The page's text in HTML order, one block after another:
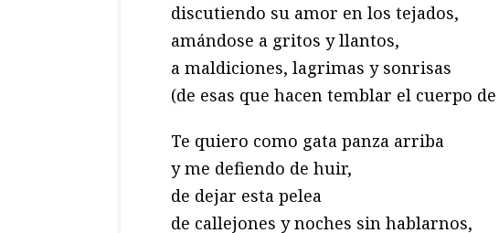
discutiendo su amor en los tejados,
amándose a gritos y llantos,
a maldiciones, lagrimas y sonrisas
(de esas que hacen temblar el cuerpo
Te quiero como gata panza arriba
y me defiendo de huir,
de dejar esta pelea
de callejones y noches sin hablarnos,